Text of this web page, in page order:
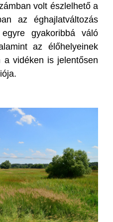
volt észlelhető a
az éghajlatváltozás
gyakoribbá váló
az élőhelyeinek
a vidéken is jelentősen